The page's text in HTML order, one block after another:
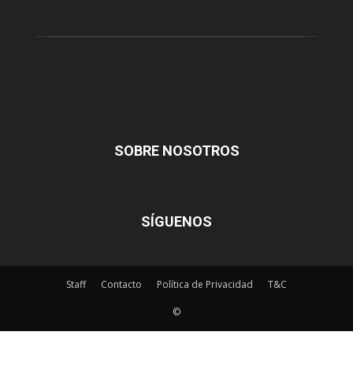
SOBRE NOSOTROS
SÍGUENOS
Staff Contacto Política de Privacidad T&C
©